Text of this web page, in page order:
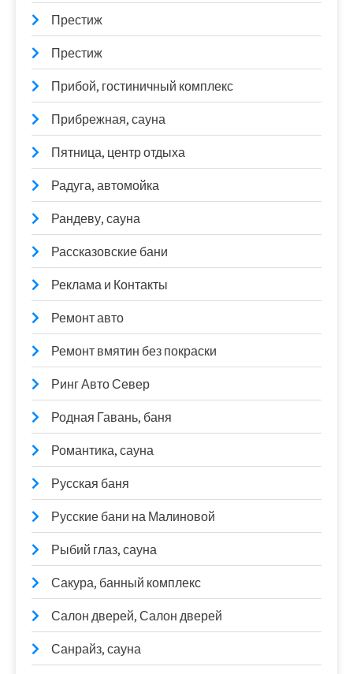
Престиж
Престиж
Прибой, гостиничный комплекс
Прибрежная, сауна
Пятница, центр отдыха
Радуга, автомойка
Рандеву, сауна
Рассказовские бани
Реклама и Контакты
Ремонт авто
Ремонт вмятин без покраски
Ринг Авто Север
Родная Гавань, баня
Романтика, сауна
Русская баня
Русские бани на Малиновой
Рыбий глаз, сауна
Сакура, банный комплекс
Салон дверей, Салон дверей
Санрайз, сауна